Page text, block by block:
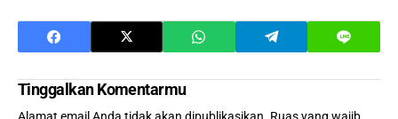
Tinggalkan Komentarmu
Alamat email Anda tidak akan dipublikasikan. Ruas yang wajib